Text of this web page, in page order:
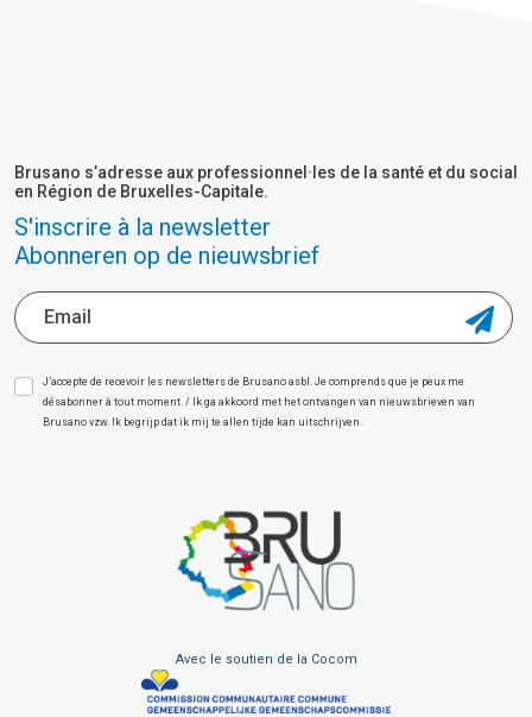
Brusano s’adresse aux professionnel·les de la santé et du social
en Région de Bruxelles-Capitale.
S'inscrire à la newsletter
Abonneren op de nieuwsbrief
J’accepte de recevoir les newsletters de Brusano asbl. Je comprends que je peux me
désabonner à tout moment. / Ik ga akkoord met het ontvangen van nieuwsbrieven van
Brusano vzw. Ik begrijp dat ik mij te allen tijde kan uitschrijven.
Avec le soutien de la Cocom